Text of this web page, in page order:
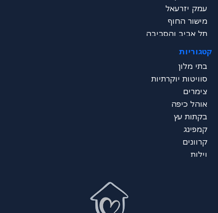
עמק יזרעאל
מישור החוף
תל אביב והסביבה
דרום - ים המלח
נגב
ערבה
אילת
כל הצפון
מרכז הכל
דרום הכל
קטגוריות
בתי מלון
סוויטות יוקרתיות
צימרים
אוהל כיפה
בקתות עץ
קמפינג
קרוונים
וילות